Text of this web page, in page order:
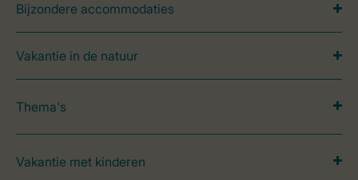
Bijzondere accommodaties
Vakantie in de natuur
Thema's
Vakantie met kinderen